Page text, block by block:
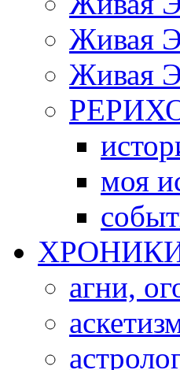
Живая
Живая
моя
агни,